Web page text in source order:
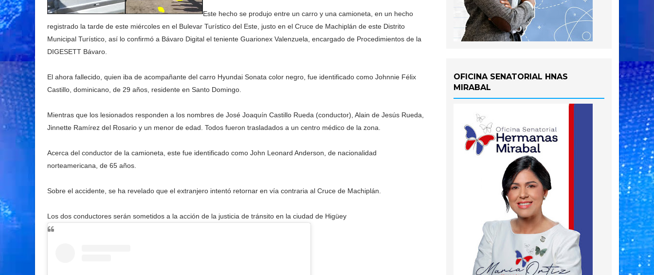
Este hecho se produjo entre un carro y una camioneta, en un hecho
registrado la tarde de este miércoles en el Bulevar Turístico del Este, justo en el Cruce de Machiplán de este Distrito
Municipal Turístico, así lo confirmó a Bávaro Digital el teniente Guarionex Valenzuela, encargado de Procedimientos de la
DIGESETT Bávaro.
El ahora fallecido, quien iba de acompañante del carro Hyundai Sonata color negro, fue identificado como Johnnie Félix
Castillo, dominicano, de 29 años, residente en Santo Domingo.
Mientras que los lesionados responden a los nombres de José Joaquín Castillo Rueda (conductor), Alain de Jesús Rueda,
Jinnette Ramírez del Rosario y un menor de edad. Todos fueron trasladados a un centro médico de la zona.
Acerca del conductor de la camioneta, este fue identificado como John Leonard Anderson, de nacionalidad
norteamericana, de 65 años.
Sobre el accidente, se ha revelado que el extranjero intentó retornar en vía contraria al Cruce de Machiplán.
Los dos conductores serán sometidos a la acción de la justicia de tránsito en la ciudad de Higüey
OFICINA SENATORIAL HNAS
MIRABAL